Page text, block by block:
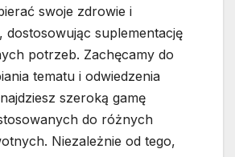
swoje zdrowie i
dostosowując suplementację
potrzeb. Zachęcamy do
tematu i odwiedzenia
szeroką gamę
do różnych
Niezależnie od tego,